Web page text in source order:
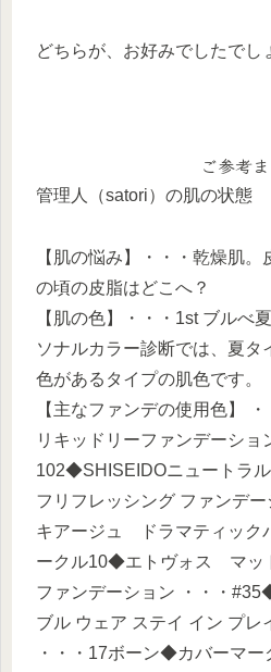
どちらが、お好みでしたでし
ご参考
管理人（satori）の肌の状態
【肌の悩み】・・・乾燥肌
の頃の皮脂はどこへ？
【肌の色】・・・1st ブルべ
ソナルカラー診断では、夏タ
色があるタイプの肌色です。
【主なファンデの使用色】
リキッドリーファンデーショ
102◆SHISEIDOニュートラ
フリフレッシング ファンデ
キアージュ ドラマティック
ークル10◆エトヴォス マッ
ファンデーション ・・・
ブル ウェア ステイ イン プレ
・・・17ボーン◆カバーマ